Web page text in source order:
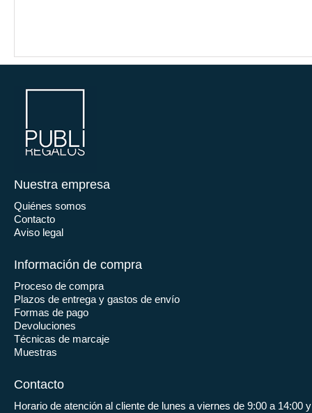
Nuestra empresa
Quiénes somos
Contacto
Aviso legal
Información de compra
Proceso de compra
Plazos de entrega y gastos de envío
Formas de pago
Devoluciones
Técnicas de marcaje
Muestras
Contacto
Horario de atención al cliente de lunes a viernes de 9:00 a 14:00 y